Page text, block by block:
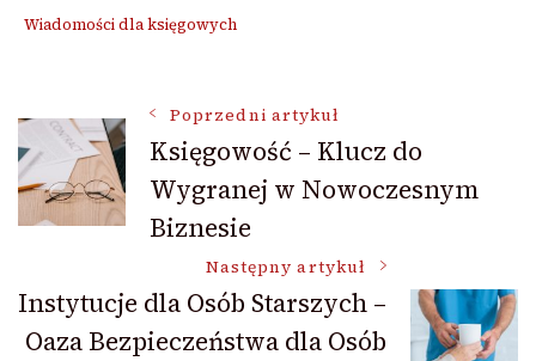
Wiadomości dla księgowych
Nawigacja
wpisu
Poprzedni artykuł
Księgowość – Klucz do
Wygranej w Nowoczesnym
Biznesie
Następny artykuł
Instytucje dla Osób Starszych –
Oaza Bezpieczeństwa dla Osób